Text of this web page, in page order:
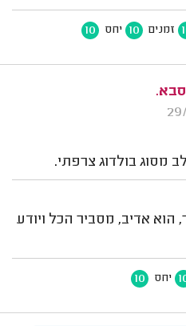
זמנים 10 יחס 10
מסוג בולדוג צרפתי.
הוא אדיב, מסביר הכל ויודע
יחס 10